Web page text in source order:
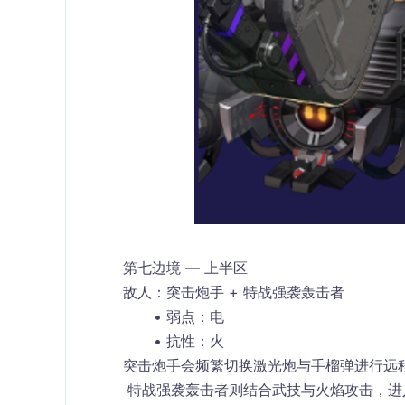
第七边境 — 上半区
敌人：突击炮手 + 特战强袭轰击者
弱点：电
抗性：火
突击炮手会频繁切换激光炮与手榴弹进行远